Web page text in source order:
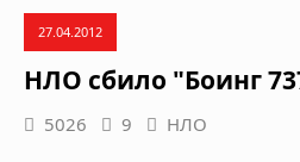
27.04.2012
НЛО сбило "Боинг
5026 9 НЛО